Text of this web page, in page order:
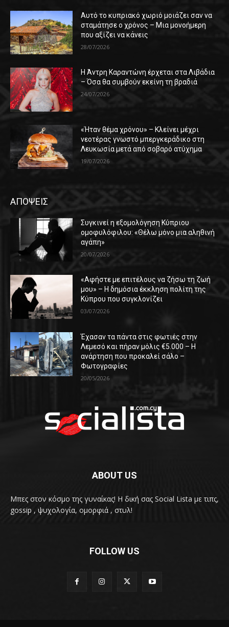
Αυτό το κυπριακό χωριό μοιάζει σαν να
σταμάτησε ο χρόνος – Μια μονοήμερη
που αξίζει να κάνεις
28/07/2026
Η Άντρη Καραντώνη έρχεται στα Λιβάδια
– Όσα θα συμβούν εκείνη τη βραδιά
24/07/2026
«Ήταν θέμα χρόνου» – Κλείνει μέχρι
νεοτέρας γνωστό μπεργκεράδικο στη
Λευκωσία μετά από σοβαρό ατύχημα
19/07/2026
ΑΠΟΨΕΙΣ
Συγκινεί η εξομολόγηση Κύπριου
ομοφυλόφιλου: «Θέλω μόνο μια αληθινή
αγάπη»
20/07/2026
«Αφήστε με επιτέλους να ζήσω τη ζωή
μου» – Η δημόσια έκκληση πολίτη της
Κύπρου που συγκλονίζει
03/07/2026
Έχασαν τα πάντα στις φωτιές στην
Λεμεσό και πήραν μόλις €5.000 – Η
ανάρτηση που προκαλεί σάλο –
Φωτογραφίες
20/05/2026
ABOUT US
Μπες στον κόσμο της γυναίκας! H δική σας Social Lista με τιπς,
gossip , ψυχολογία, ομορφιά , στυλ!
FOLLOW US